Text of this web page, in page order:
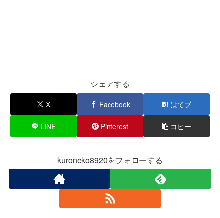
シェアする
X Facebook はてブ
LINE Pinterest コピー
kuroneko8920をフォローする